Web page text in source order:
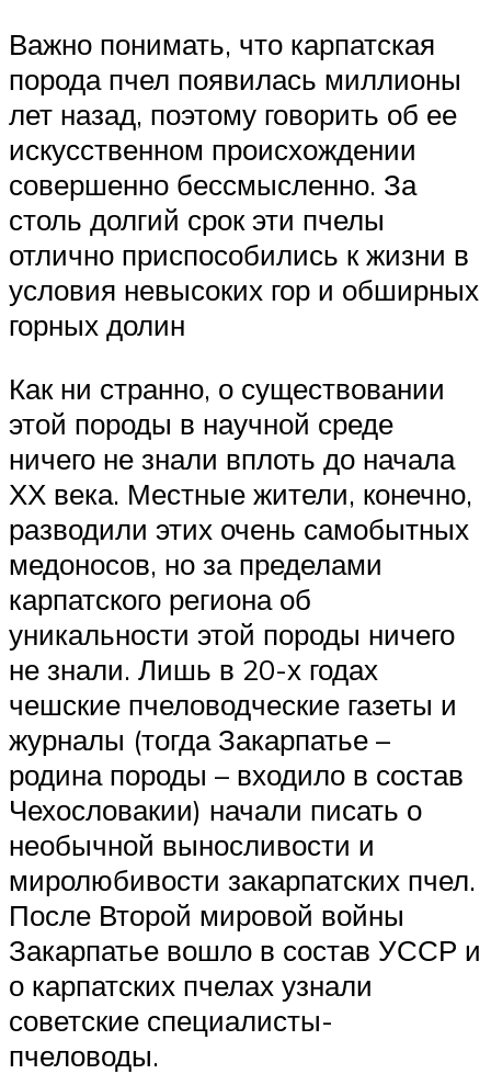
Важно понимать, что карпатская
порода пчел появилась миллионы
лет назад, поэтому говорить об ее
искусственном происхождении
совершенно бессмысленно. За
столь долгий срок эти пчелы
отлично приспособились к жизни в
условия невысоких гор и обширных
горных долин
Как ни странно, о существовании
этой породы в научной среде
ничего не знали вплоть до начала
ХХ века. Местные жители, конечно,
разводили этих очень самобытных
медоносов, но за пределами
карпатского региона об
уникальности этой породы ничего
не знали. Лишь в 20-х годах
чешские пчеловодческие газеты и
журналы (тогда Закарпатье –
родина породы – входило в состав
Чехословакии) начали писать о
необычной выносливости и
миролюбивости закарпатских пчел.
После Второй мировой войны
Закарпатье вошло в состав УССР и
о карпатских пчелах узнали
советские специалисты-
пчеловоды.